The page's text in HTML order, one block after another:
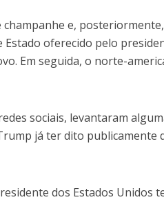
e,
oferecido pelo
Em seguida, o norte-
sociais, levantaram
já ter dito publicamente
dos Estados Unidos